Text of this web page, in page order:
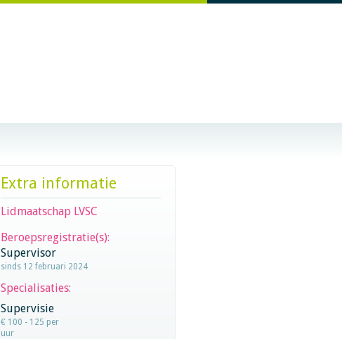
Extra informatie
Lidmaatschap LVSC
Beroepsregistratie(s):
Supervisor
sinds 12 februari 2024
Specialisaties:
Supervisie
€ 100 - 125 per
uur